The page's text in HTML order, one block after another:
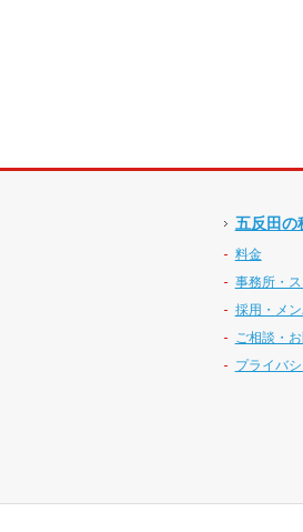
五反田の
料金
事務所・
採用・メ
ご相談・
プライバ